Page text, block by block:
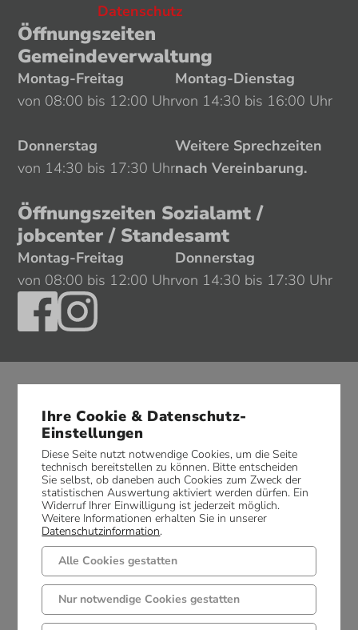
Datenschutz
Öffnungszeiten
Gemeindeverwaltung
Montag-Freitag
von 08:00 bis 12:00 Uhr
Montag-Dienstag
von 14:30 bis 16:00 Uhr
Donnerstag
von 14:30 bis 17:30 Uhr
Weitere Sprechzeiten
nach Vereinbarung.
Öffnungszeiten Sozialamt /
jobcenter / Standesamt
Montag-Freitag
von 08:00 bis 12:00 Uhr
Donnerstag
von 14:30 bis 17:30 Uhr
Ihre Cookie & Datenschutz-
Einstellungen
Diese Seite nutzt notwendige Cookies, um die Seite
technisch bereitstellen zu können. Bitte entscheiden
Sie selbst, ob daneben auch Cookies zum Zweck der
statistischen Auswertung aktiviert werden dürfen. Ein
Widerruf Ihrer Einwilligung ist jederzeit möglich.
Weitere Informationen erhalten Sie in unserer
Datenschutzinformation.
Alle Cookies gestatten
Nur notwendige Cookies gestatten